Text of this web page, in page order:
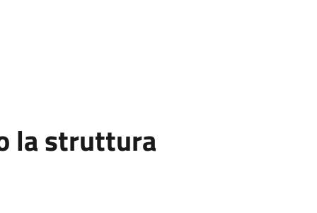
la struttura